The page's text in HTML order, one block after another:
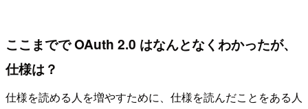
ここまでで OAuth 2.0 はなんとなくわかったが、
仕様は？
仕様を読める人を増やすために、仕様を読んだことをある人